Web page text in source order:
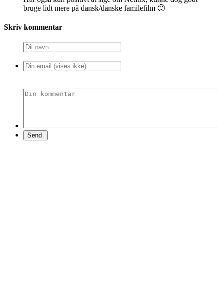
bruge lidt mere på dansk/danske familefilm 🙂
Skriv kommentar